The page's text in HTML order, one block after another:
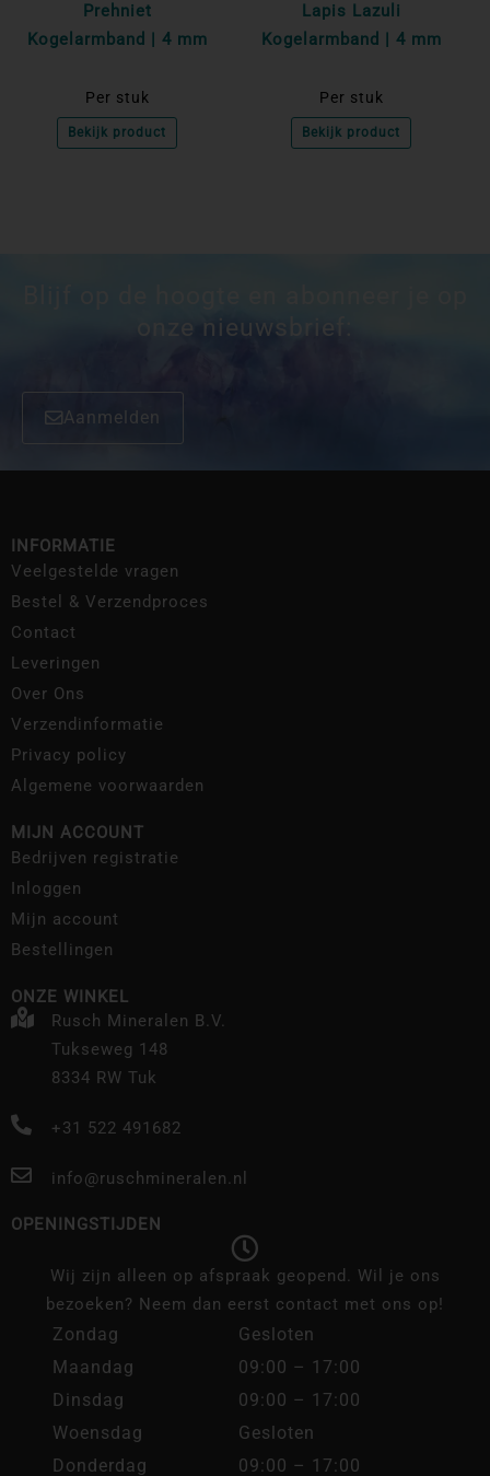
Prehniet
Kogelarmband | 4 mm
Per stuk
Bekijk product
Lapis Lazuli
Kogelarmband | 4 mm
Per stuk
Bekijk product
onze nieuwsbrief:
Aanmelden
INFORMATIE
Veelgestelde vragen
Bestel & Verzendproces
Contact
Leveringen
Over Ons
Verzendinformatie
Privacy policy
Algemene voorwaarden
MIJN ACCOUNT
Bedrijven registratie
Inloggen
Mijn account
Bestellingen
ONZE WINKEL
Rusch Mineralen B.V.
Tukseweg 148
8334 RW Tuk
+31 522 491682
info@ruschmineralen.nl
OPENINGSTIJDEN
Wij zijn alleen op afspraak geopend. Wil je ons
bezoeken? Neem dan eerst contact met ons op!
Zondag
Gesloten
Maandag
09:00 – 17:00
Dinsdag
09:00 – 17:00
Woensdag
Gesloten
Donderdag
09:00 – 17:00